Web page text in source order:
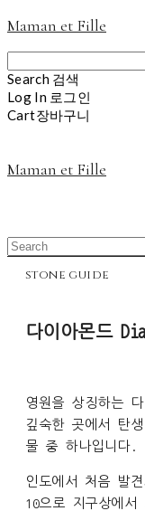
Maman et Fille
Search 검색
Log In 로그인
Cart장바구니
Maman et Fille
stone guide
다이아몬드
영원을 상징하는
깊숙한 곳에서 탄
물 중 하나입니다.
인도에서 처음 발
10으로 지구상에